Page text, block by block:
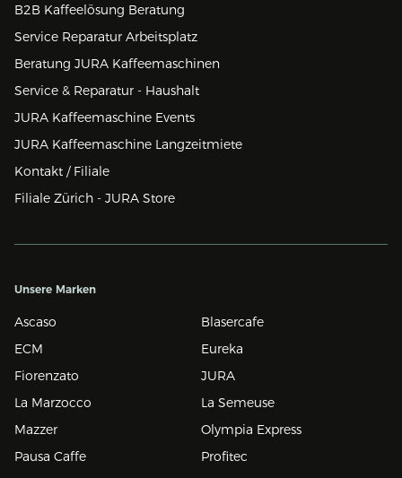
B2B Kaffeelösung Beratung
Service Reparatur Arbeitsplatz
Beratung JURA Kaffeemaschinen
Service & Reparatur - Haushalt
JURA Kaffeemaschine Events
JURA Kaffeemaschine Langzeitmiete
Kontakt / Filiale
Filiale Zürich - JURA Store
Unsere Marken
Ascaso
Blasercafe
ECM
Eureka
Fiorenzato
JURA
La Marzocco
La Semeuse
Mazzer
Olympia Express
Pausa Caffe
Profitec